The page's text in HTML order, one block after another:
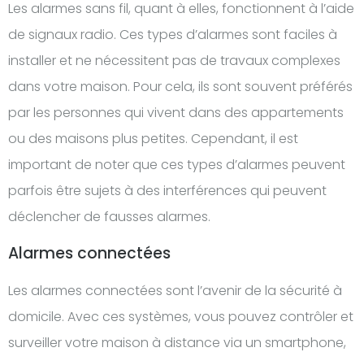
Les alarmes sans fil, quant à elles, fonctionnent à l’aide
de signaux radio. Ces types d’alarmes sont faciles à
installer et ne nécessitent pas de travaux complexes
dans votre maison. Pour cela, ils sont souvent préférés
par les personnes qui vivent dans des appartements
ou des maisons plus petites. Cependant, il est
important de noter que ces types d’alarmes peuvent
parfois être sujets à des interférences qui peuvent
déclencher de fausses alarmes.
Alarmes connectées
Les alarmes connectées sont l’avenir de la sécurité à
domicile. Avec ces systèmes, vous pouvez contrôler et
surveiller votre maison à distance via un smartphone,